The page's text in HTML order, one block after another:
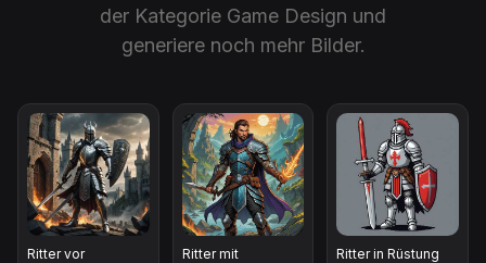
der Kategorie Game Design und
generiere noch mehr Bilder.
Ritter vor
Ritter mit
Ritter in Rüstung